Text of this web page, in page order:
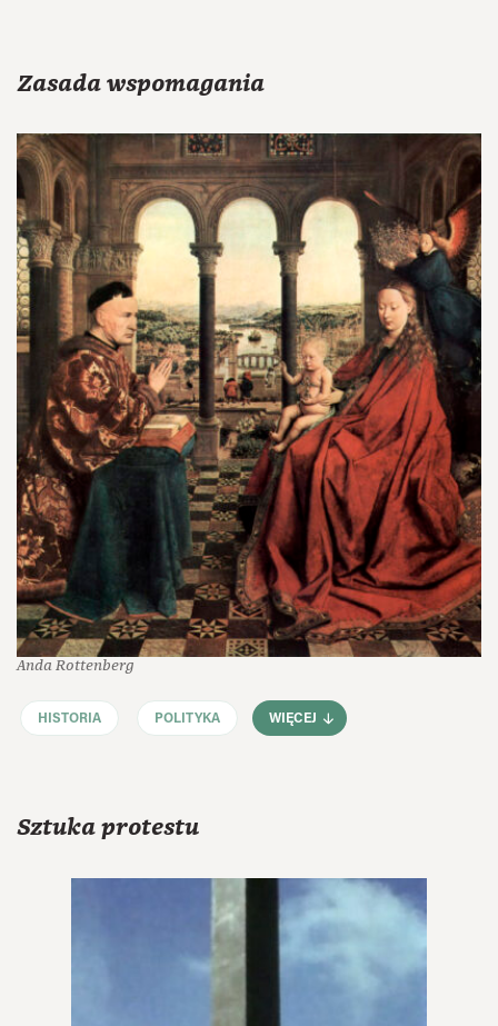
Zasada wspomagania
Anda Rottenberg
HISTORIA POLITYKA WIĘCEJ
Sztuka protestu